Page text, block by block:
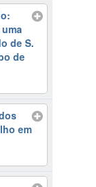
uma
de S.
de
em